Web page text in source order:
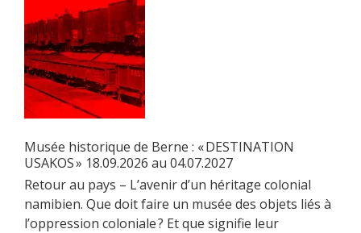
Musée historique de Berne : « DESTINATION
USAKOS » 18.09.2026 au 04.07.2027
Retour au pays – L’avenir d’un héritage colonial
namibien. Que doit faire un musée des objets liés à
l’oppression coloniale ? Et que signifie leur